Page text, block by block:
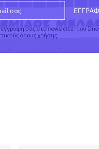
σας στο newsletter του
όρους χρήσης